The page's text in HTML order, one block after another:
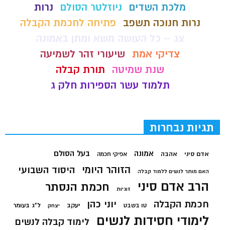
מלכת השדים
ניוזלטר הסולם
נרות
נרות חנוכה תשפב
פתיחה לחכמת הקבלה
צג – כל העושה משא ומתן באמונה
צדיקי אמת שיעורי זהר לשמיעה
שנת שמיטה
תורת קבלה
תלמוד עשר הספירות חלק ג
תגיות נבחרות
אדם סיני אהבה אמונה אפיקי חכמה בעל הסולם
האם מותר לנשים ללמוד קבלה הזוהר היומי היסוד השבועי
הרב אדם סיני זוגיות חכמת הנסתר
חכמת הקבלה טו בשבט יוני כהן יעקב יצחק ל"ג בעומר
לימודי חסידות לנשים לימוד קבלה לנשים